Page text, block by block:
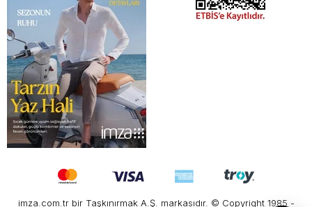
imza.com.tr bir Taşkınırmak A.Ş. markasıdır. © Copyright 1985 -